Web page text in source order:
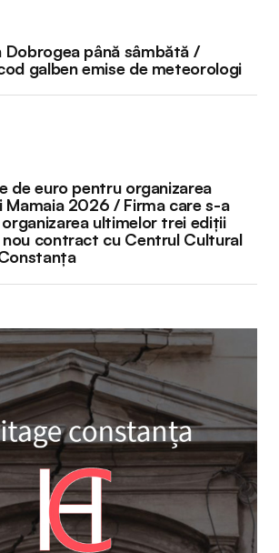
Dobrogea până sâmbătă /
galben emise de meteorologi
de euro pentru organizarea
Mamaia 2026 / Firma care s-a
ultimelor trei ediții
nou contract cu Centrul Cultural